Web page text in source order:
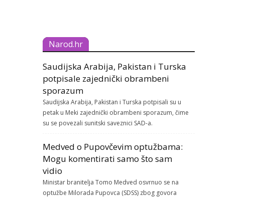
Narod.hr
Saudijska Arabija, Pakistan i Turska
potpisale zajednički obrambeni
sporazum
Saudijska Arabija, Pakistan i Turska potpisali su u
petak u Meki zajednički obrambeni sporazum, čime
su se povezali sunitski saveznici SAD-a.
Medved o Pupovčevim optužbama:
Mogu komentirati samo što sam
vidio
Ministar branitelja Tomo Medved osvrnuo se na
optužbe Milorada Pupovca (SDSS) zbog govora